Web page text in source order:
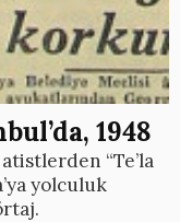
1948
“Te’la
yolculuk